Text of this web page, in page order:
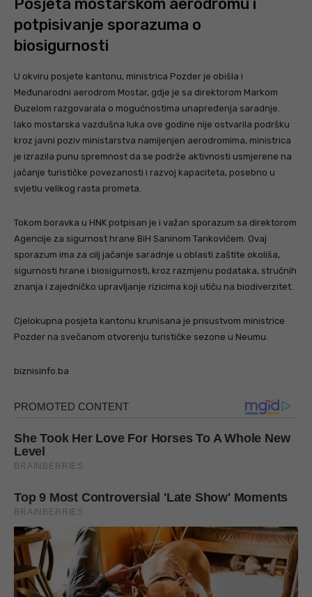
Posjeta mostarskom aerodromu i
potpisivanje sporazuma o
biosigurnosti
U okviru posjete kantonu, ministrica Pozder je obišla i
Međunarodni aerodrom Mostar, gdje je sa direktorom Markom
Đuzelom razgovarala o mogućnostima unapređenja saradnje.
Iako mostarska vazdušna luka ove godine nije ostvarila podršku
kroz javni poziv ministarstva namijenjen aerodromima, ministrica
je izrazila punu spremnost da se podrže aktivnosti usmjerene na
jačanje turističke povezanosti i razvoj kapaciteta, posebno u
svjetlu velikog rasta prometa.
Tokom boravka u HNK potpisan je i važan sporazum sa direktorom
Agencije za sigurnost hrane BiH Saninom Tankovićem. Ovaj
sporazum ima za cilj jačanje saradnje u oblasti zaštite okoliša,
sigurnosti hrane i biosigurnosti, kroz razmjenu podataka, stručnih
znanja i zajedničko upravljanje rizicima koji utiču na biodiverzitet.
Cjelokupna posjeta kantonu krunisana je prisustvom ministrice
Pozder na svečanom otvorenju turističke sezone u Neumu.
biznisinfo.ba